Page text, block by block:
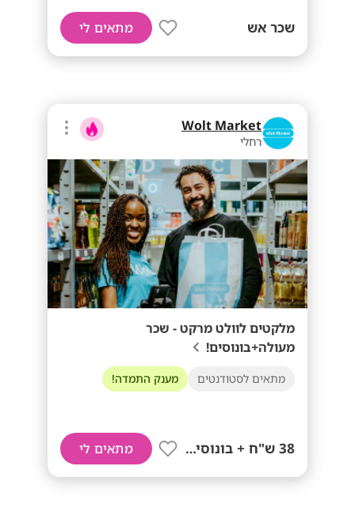
שכר אש מתאים לי
Wolt Market
רחלי
מלקטים לוולט מרקט - שכר
מעולה+בונוסים!
מתאים לסטודנטים מענק התמדה!
38 ש"ח + בונוסים!! מתאים לי